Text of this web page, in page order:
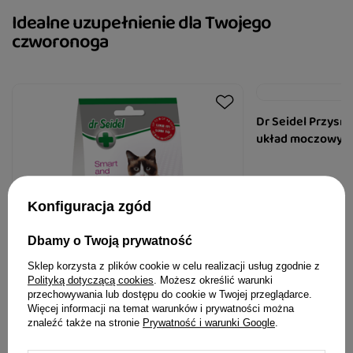
Skład
Mąka ryżowa, otręby, hydrolizowane białko
Idealne uzupełnienie dla Twojego
czworonoga
Dr Seidel Smakołyki na zdrową wątrobę
dla kotów 50 g
Dr Seidel
układ moczowy
Konfiguracja zgód
Dbamy o Twoją prywatność
Sklep korzysta z plików cookie w celu realizacji usług zgodnie z
Polityką dotyczącą cookies . Możesz określić warunki
przechowywania lub dostępu do cookie w Twojej przeglądarce.
Więcej informacji na temat warunków i prywatności można
znaleźć także na stronie Prywatność i warunki Google